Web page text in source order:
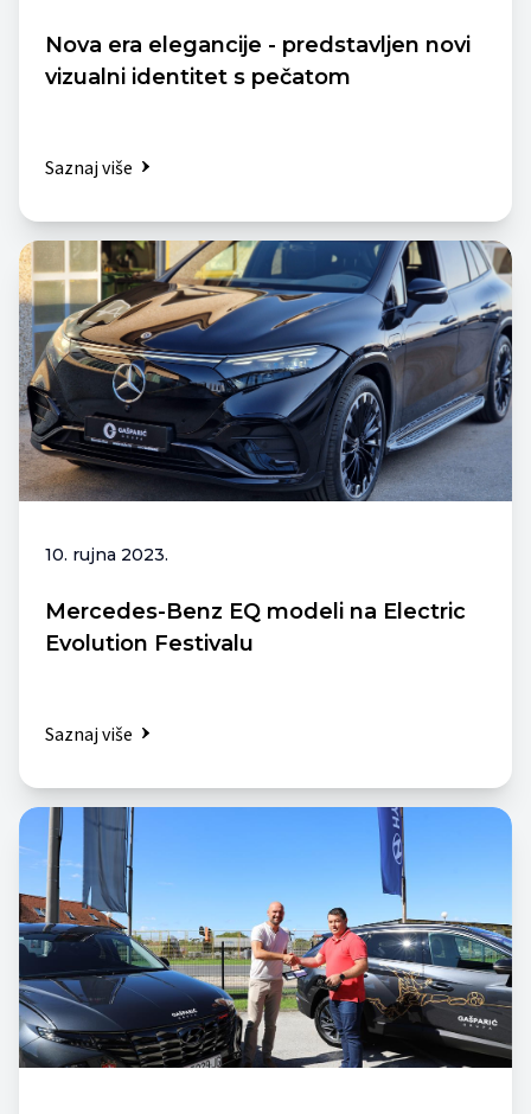
Nova era elegancije - predstavljen novi
vizualni identitet s pečatom
Saznaj više
10. rujna 2023.
Mercedes-Benz EQ modeli na Electric
Evolution Festivalu
Saznaj više